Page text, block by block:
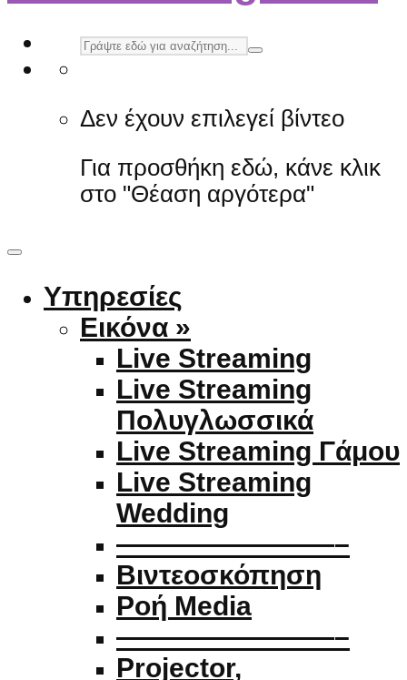
Δεν έχουν επιλεγεί βίντεο
Για προσθήκη εδώ, κάνε κλικ
στο "Θέαση αργότερα"
Υπηρεσίες
Εικόνα »
Live Streaming
Live Streaming
Πολυγλωσσικά
Live Streaming Γάμου
Live Streaming
Wedding
————————–
Βιντεοσκόπηση
Ροή Media
————————–
Projector,